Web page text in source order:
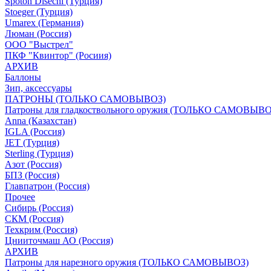
Stoeger (Турция)
Umarex (Германия)
Люман (Россия)
ООО "Выстрел"
ПКФ "Квинтор" (Росиия)
АРХИВ
Баллоны
Зип, аксессуары
ПАТРОНЫ (ТОЛЬКО САМОВЫВОЗ)
Патроны для гладкоствольного оружия (ТОЛЬКО
Anna (Казахстан)
IGLA (Россия)
JET (Турция)
Sterling (Турция)
Азот (Россия)
БПЗ (Россия)
Главпатрон (Россия)
Прочее
Сибирь (Россия)
СКМ (Россия)
Техкрим (Россия)
Цнииточмаш АО (Россия)
АРХИВ
Патроны для нарезного оружия (ТОЛЬКО САМОВЫВОЗ)